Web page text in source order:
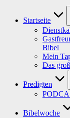
Startseite
Bibel
Mein
Das
Predigten
Bibelwoche